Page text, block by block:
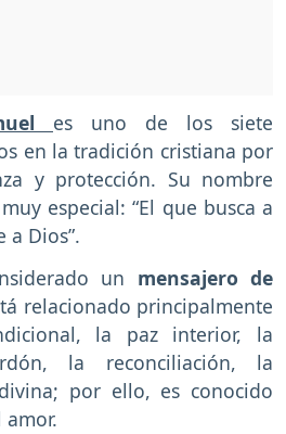
es uno de los siete
en la tradición cristiana por
y protección. Su nombre
especial: “El que busca a
a Dios”.
un mensajero de
relacionado principalmente
la paz interior, la
la reconciliación, la
por ello, es conocido